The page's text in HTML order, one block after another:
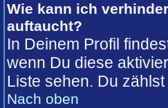
Wie kann ich
auftaucht?
In Deinem Profil
wenn Du diese
Liste sehen. Du
Nach oben